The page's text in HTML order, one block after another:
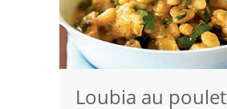
Loubia au poulet